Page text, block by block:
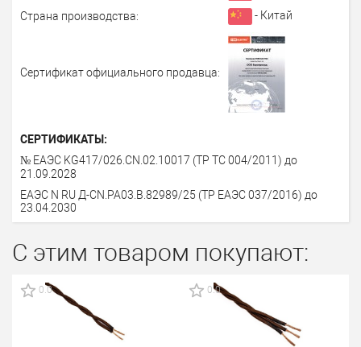
Страна производства:
- Китай
Сертификат официального продавца:
СЕРТИФИКАТЫ:
№ ЕАЭС KG417/026.CN.02.10017 (ТР ТС 004/2011) до
21.09.2028
ЕАЭС N RU Д-СN.РА03.В.82989/25 (ТР ЕАЭС 037/2016) до
23.04.2030
С этим товаром покупают:
0.0 0.0